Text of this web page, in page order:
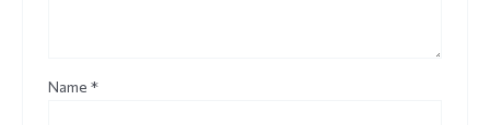
Name *